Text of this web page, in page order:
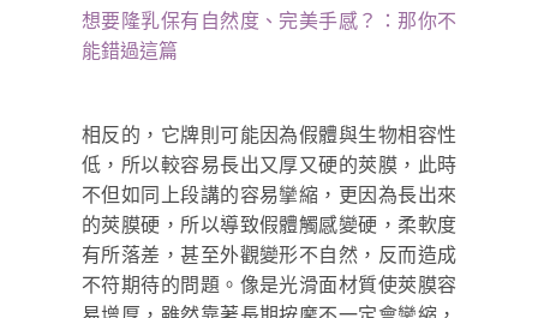
想要隆乳保有自然度、完美手感？：那你不
能錯過這篇
相反的，它牌則可能因為假體與生物相容性
低，所以較容易長出又厚又硬的莢膜，此時
不但如同上段講的容易攣縮，更因為長出來
的莢膜硬，所以導致假體觸感變硬，柔軟度
有所落差，甚至外觀變形不自然，反而造成
不符期待的問題。像是光滑面材質使莢膜容